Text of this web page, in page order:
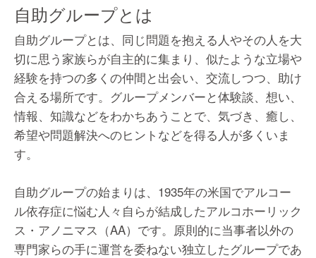
自助グループとは
自助グループとは、同じ問題を抱える人やその人を大
切に思う家族らが自主的に集まり、似たような立場や
経験を持つの多くの仲間と出会い、交流しつつ、助け
合える場所です。グループメンバーと体験談、想い、
情報、知識などをわかちあうことで、気づき、癒し、
希望や問題解決へのヒントなどを得る人が多くいま
す。
自助グループの始まりは、1935年の米国でアルコー
ル依存症に悩む人々自らが結成したアルコホーリック
ス・アノニマス（AA）です。原則的に当事者以外の
専門家らの手に運営を委ねない独立したグループであ